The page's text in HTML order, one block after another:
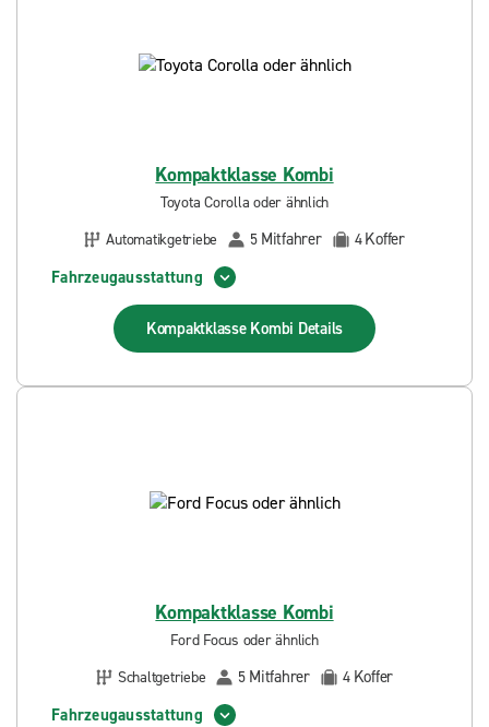
Kompaktklasse Kombi
Toyota Corolla oder ähnlich
Automatikgetriebe
5 Mitfahrer 4Koffer
Fahrzeugausstattung
Kompaktklasse Kombi Details
Kompaktklasse Kombi
Ford Focus oder ähnlich
Schaltgetriebe
5 Mitfahrer 4 Koffer
Fahrzeugausstattung